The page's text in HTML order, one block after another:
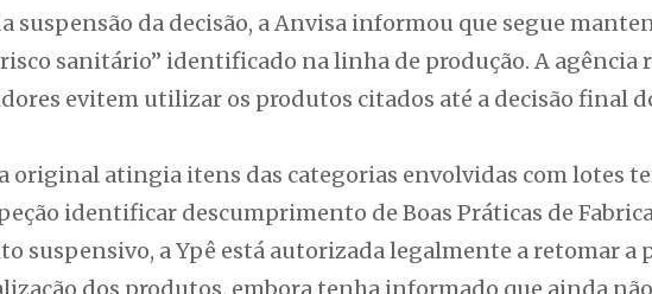
suspensão da decisão, a Anvisa informou que segue
sanitário” identificado na linha de produção. A agência
evitem utilizar os produtos citados até a decisão final
original atingia itens das categorias envolvidas com lotes
identificar descumprimento de Boas Práticas de
suspensivo, a Ypê está autorizada legalmente a retomar a